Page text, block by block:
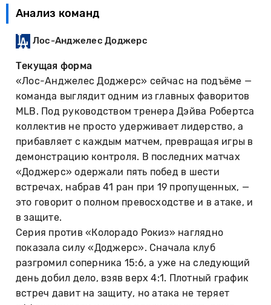
Анализ команд
Лос-Анджелес Доджерс
Текущая форма
«Лос-Анджелес Доджерс» сейчас на подъёме —
команда выглядит одним из главных фаворитов
MLB. Под руководством тренера Дэйва Робертса
коллектив не просто удерживает лидерство, а
прибавляет с каждым матчем, превращая игры в
демонстрацию контроля. В последних матчах
«Доджерс» одержали пять побед в шести
встречах, набрав 41 ран при 19 пропущенных, —
это говорит о полном превосходстве и в атаке, и
в защите.
Серия против «Колорадо Рокиз» наглядно
показала силу «Доджерс». Сначала клуб
разгромил соперника 15:6, а уже на следующий
день добил дело, взяв верх 4:1. Плотный график
встреч давит на защиту, но атака не теряет